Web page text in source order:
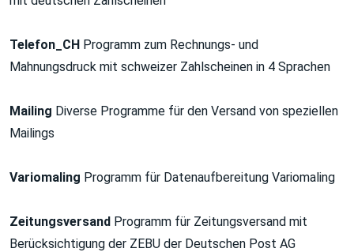
Telefon_CH Programm zum Rechnungs- und
Mahnungsdruck mit schweizer Zahlscheinen in 4 Sprachen
Mailing Diverse Programme für den Versand von speziellen
Mailings
Variomaling Programm für Datenaufbereitung Variomaling
Zeitungsversand Programm für Zeitungsversand mit
Berücksichtigung der ZEBU der Deutschen Post AG